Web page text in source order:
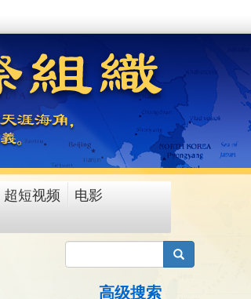
超短视频
电影
搜索
高级搜索